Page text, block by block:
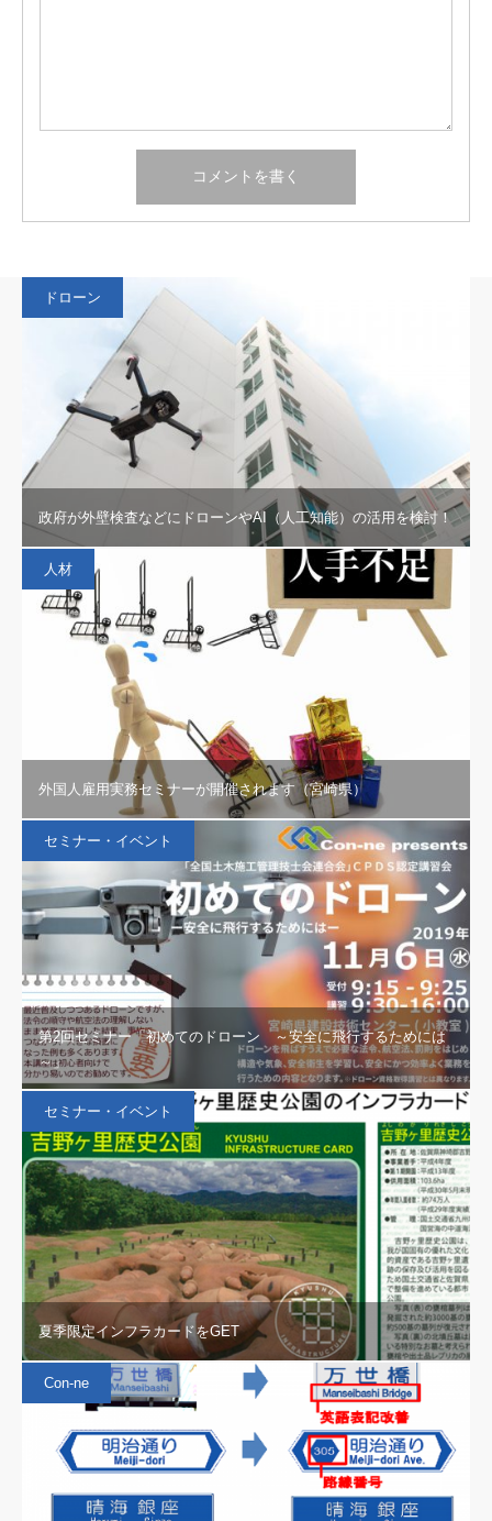
ドローン
政府が外壁検査などにドローンやAI（人工知能）の活用を検討！
人材
外国人雇用実務セミナーが開催されます（宮崎県）
セミナー・イベント
第2回セミナー「初めてのドローン ～安全に飛行するためには
～」
セミナー・イベント
夏季限定インフラカードをGET
Con-ne